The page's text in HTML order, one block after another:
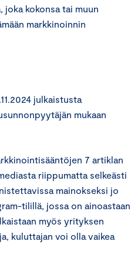
joka kokonsa tai muun
markkinoinnin
julkaistusta
mukaan
7 artiklan
riippumatta selkeästi
mainokseksi jo
tilillä, jossa on ainoastaan
myös yrityksen
kuluttajan voi olla vaikea